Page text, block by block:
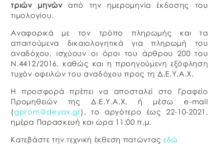
τριών μηνώναπό την ημερομηνία έκδοσης του
τιμολογίου.
Αναφορικά με τον τρόπο πληρωμής και τα
απαιτούμενα δικαιολογητικά για πληρωμή του
αναδόχου, ισχύουν οι όροι του άρθρου 200 του
Ν.4412/2016, καθώς και η προηγούμενη εξόφληση
τυχόν οφειλών του αναδόχου προς τη Δ.Ε.Υ.Α.Χ.
Η προσφορά πρέπει να αποσταλεί στο Γραφείο
Προμηθειών της Δ.Ε.Υ.Α.Χ. ή μέσω e-mail
(gprom@deyax.gr), το αργότερο έως 22-10-2021,
ημέρα Παρασκευή και ώρα 11:00 π.μ.
Κατεβάστε την τεχνική έκθεση πατώντας εδώ